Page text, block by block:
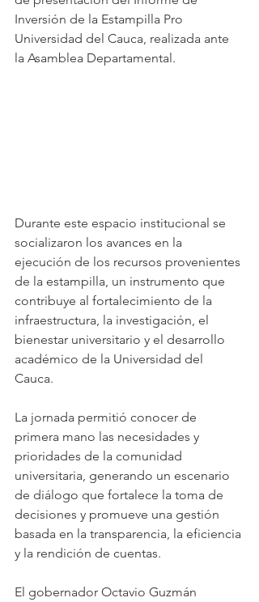
Inversión de la Estampilla Pro
Universidad del Cauca, realizada ante
la Asamblea Departamental.
Durante este espacio institucional se
socializaron los avances en la
ejecución de los recursos provenientes
de la estampilla, un instrumento que
contribuye al fortalecimiento de la
infraestructura, la investigación, el
bienestar universitario y el desarrollo
académico de la Universidad del
Cauca.
La jornada permitió conocer de
primera mano las necesidades y
prioridades de la comunidad
universitaria, generando un escenario
de diálogo que fortalece la toma de
decisiones y promueve una gestión
basada en la transparencia, la eficiencia
y la rendición de cuentas.
El gobernador Octavio Guzmán